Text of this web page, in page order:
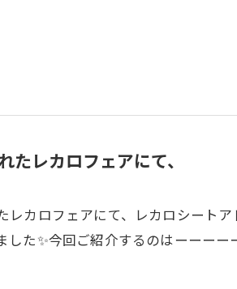
たレカロフェアにて、
レカロフェアにて、レカロシート
した✨今回ご紹介するのはーーー